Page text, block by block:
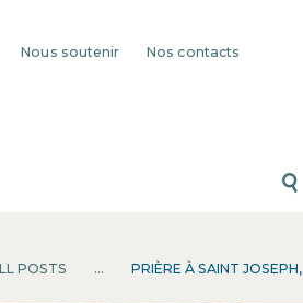
Nous soutenir Nos contacts
POSTS ... PRIÈRE À SAINT JOSEPH,